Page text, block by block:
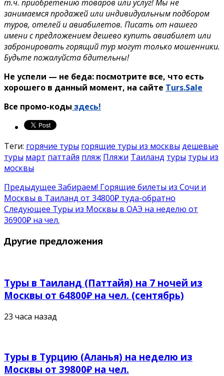
т.ч. приобретению товаров или услуг! Мы не
занимаемся продажей или индивидуальным подбором
туров, отелей и авиабилетов. Писать от нашего
имени с предложением дешево купить авиабилет или
забронировать горящий тур могут только мошенники.
Будьте пожалуйста бдительны!
Не успели — не беда: посмотрите все, что есть
хорошего в данный момент, на сайте Turs.Sale
Все промо-коды здесь!
Теги: горячие туры горящие туры из москвы дешевые
туры март паттайя пляж Пляжи Таиланд туры туры из
москвы
Предыдущее Забираем! Горящие билеты из Сочи и
Москвы в Таиланд от 34800₽ туда-обратно
Следующее Туры из Москвы в ОАЭ на неделю от
36900₽ на чел.
Другие предложения
Туры в Таиланд (Паттайя) на 7 ночей из
Москвы от 64800₽ на чел. (сентябрь)
23 часа назад
Туры в Турцию (Аланья) на неделю из
Москвы от 39800₽ на чел.